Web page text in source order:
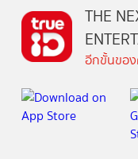
THE
อีกขั้นของ